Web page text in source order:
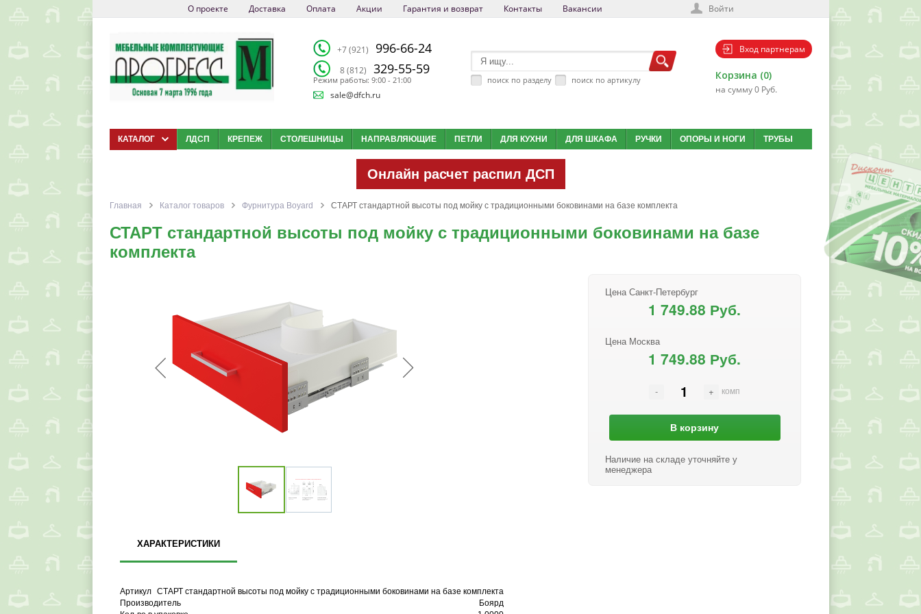
О проекте Доставка Оплата Акции Гарантия и возврат Контакты Вакансии Войти
+7 (921) 996-66-24
8 (812) 329-55-59
Режим работы: 9:00 - 21:00
sale@dfch.ru
поиск по разделу поиск по артикулу
Вход партнерам
Корзина (0)
на сумму 0 Руб.
КАТАЛОГ ЛДСП КРЕПЕЖ СТОЛЕШНИЦЫ НАПРАВЛЯЮЩИЕ ПЕТЛИ ДЛЯ КУХНИ ДЛЯ ШКАФА РУЧКИ ОПОРЫ И НОГИ ТРУБЫ
Онлайн расчет распил ДСП
Главная Каталог товаров Фурнитура Boyard СТАРТ стандартной высоты под мойку с традиционными боковинами на базе комплекта
СТАРТ стандартной высоты под мойку с традиционными боковинами на базе
комплекта
Цена Санкт-Петербург
1 749.88 Руб.
Цена Москва
1 749.88 Руб.
комп
В корзину
Наличие на складе уточняйте у
менеджера
ХАРАКТЕРИСТИКИ
Артикул
СТАРТ стандартной высоты под мойку с традиционными боковинами на базе комплекта
Производитель
Боярд